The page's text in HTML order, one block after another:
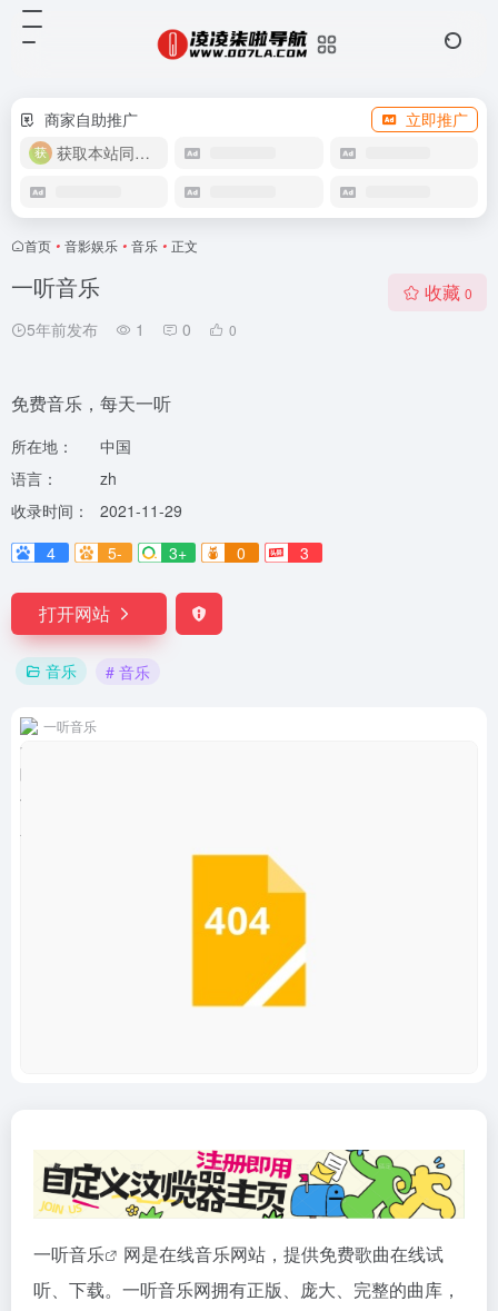
商家自助推广
立即推广
获取本站同款主题
首页 • 音影娱乐 • 音乐 • 正文
一听音乐
5年前发布 1 0 0
收藏 0
免费音乐，每天一听
所在地：
中国
语言：
zh
收录时间：
2021-11-29
4
5- 3+ 0 3
打开网站
音乐 # 音乐
一听音乐
一听音乐
网是在线音乐网站，提供免费歌曲在线试
听、下载。一听音乐网拥有正版、庞大、完整的曲库，